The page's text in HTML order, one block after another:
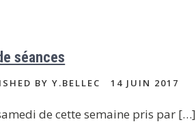
séances
BY Y.BELLEC 14 JUIN 2017
de cette semaine pris par […]